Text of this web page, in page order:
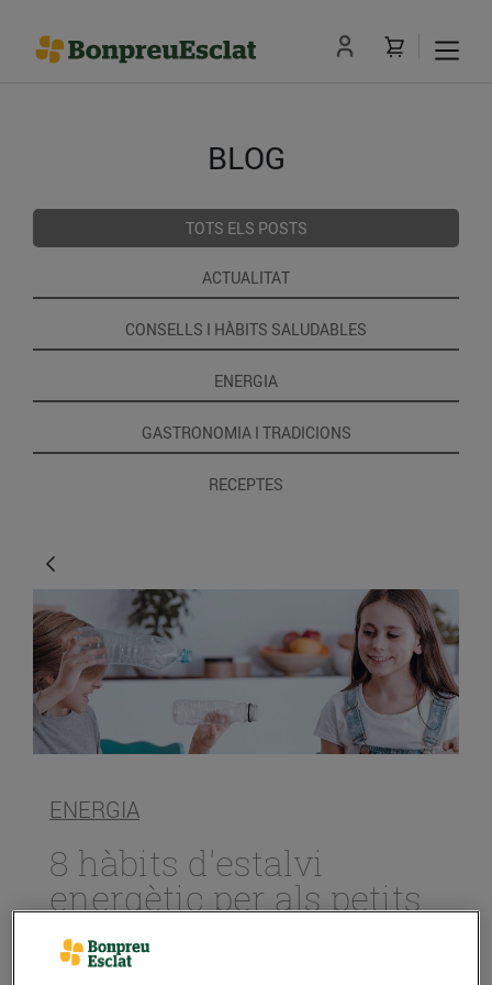
BLOG
TOTS ELS POSTS
ACTUALITAT
CONSELLS I HÀBITS SALUDABLES
ENERGIA
GASTRONOMIA I TRADICIONS
RECEPTES
ENERGIA
8 hàbits d'estalvi
energètic per als petits
de la casa
23/d’abril/2021